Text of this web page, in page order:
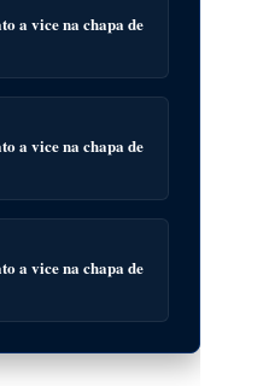
a vice na chapa de
a vice na chapa de
a vice na chapa de